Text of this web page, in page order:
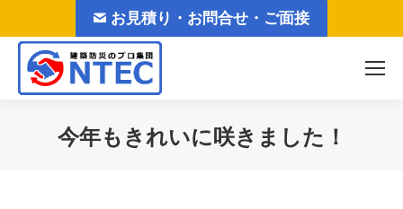
お見積り・お問合せ・ご面接
今年もきれいに咲きました！